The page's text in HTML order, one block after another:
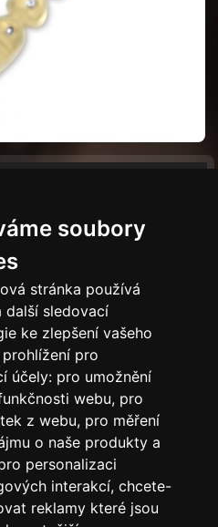
soubory
stránka používá
další sledovací
ke zlepšení vašeho
pro
účely: pro umožnění
webu, pro
z webu, pro měření
o naše produkty a
personalizaci
interakcí, chcete-
reklamy které jsou
i kamínků je 20. Šířka šíny i
ozdoba. Pozor: nelze
46601 Jablonec nad Nisou,